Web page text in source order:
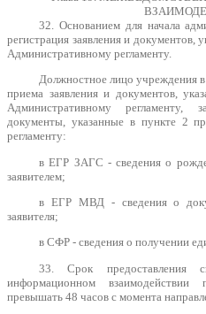
32. Основанием для начала
регистрация заявления и
Административному регламенту.
Должностное лицо учреждения
приема заявления и документов,
Административному регламенту,
документы, указанные в пункте 2
регламенту:
в ЕГР ЗАГС - сведения о
заявителем;
в ЕГР МВД - сведения о
заявителя;
в СФР - сведения о получении
33. Срок предоставления
информационном
превышать 48 часов с момента